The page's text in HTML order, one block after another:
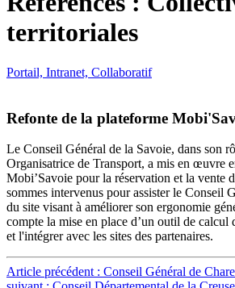
territoriales
Portail, Intranet, Collaboratif
Refonte de la plateforme
Le Conseil Général de la Savoie, dans son
Organisatrice de Transport, a mis en œuvre
Mobi’Savoie pour la réservation et la vente
sommes intervenus pour assister le Conseil
du site visant à améliorer son ergonomie
compte la mise en place d’un outil de calcul
et l'intégrer avec les sites des partenaires.
Article précédent : Conseil Général de